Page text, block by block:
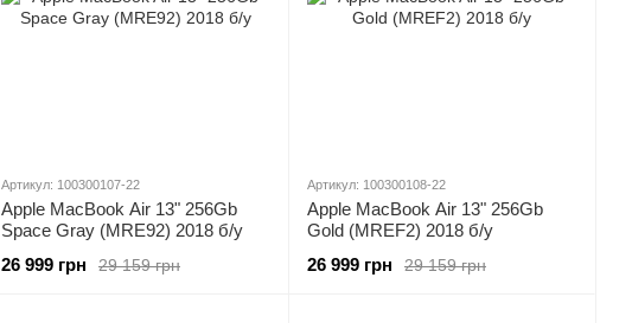
Артикул: 100300107-22
Apple MacBook Air 13" 256Gb
Space Gray (MRE92) 2018 б/у
29 159 грн
26 999 грн
Артикул: 100300108-22
Apple MacBook Air 13" 256Gb
Gold (MREF2) 2018 б/у
29 159 грн
26 999 грн